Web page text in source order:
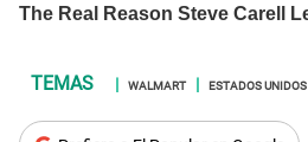
WALMART ESTADOS UNIDOS